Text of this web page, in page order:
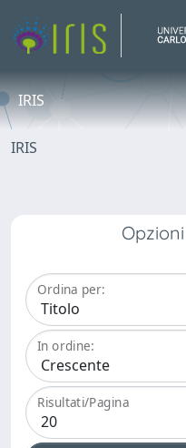
IRIS
IRIS
Opzioni
Ordina per:
In ordine:
Risultati/Pagina